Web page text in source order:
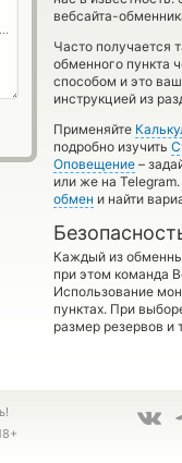
вебсайта-
Часто получается
обменного пункта
способом и это
инструкцией из
Применяйте
подробно изучить
Оповещение –
или же на
обмен и найти
Каждый из
при этом команда
Использование
пунктах. При
размер резервов и